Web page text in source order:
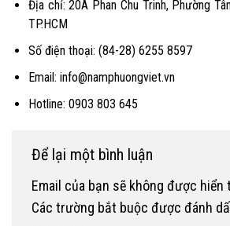
Địa chỉ: 20A Phan Chu Trinh, Phường
TP.HCM
Số điện thoại: (84-28) 6255 8597
Email: info@namphuongviet.vn
Hotline: 0903 803 645
Để lại một bình luận
Email của bạn sẽ không được hiển
Các trường bắt buộc được đánh